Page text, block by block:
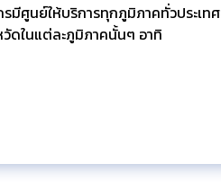
มีศูนย์ให้บริการทุกภูมิภาคทั่วประเท
ดในแต่ละภูมิภาคนั้นๆ อาทิ